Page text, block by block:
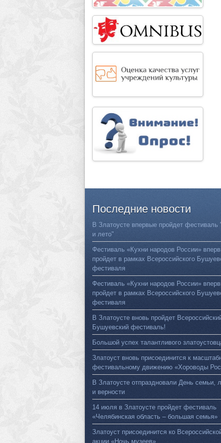
Последние новости
В Златоусте впервые пройдет фестиваль
и лето"
Фестиваль «Кухни народов России»
пройдет в рамках Всероссийского
фестиваля
Фестиваль «Кухни народов России»
пройдет в рамках Всероссийского
фестиваля
В Златоусте вновь пройдет
Бушуевский фестиваль!
Большой успех талантливого
Златоуст вновь присоединится к
фестивальному движению «Хороводы
В Златоусте отпраздновали День семьи,
и верности
14 июля в Златоусте пройдет фестиваль
«Челябинская область – большая семья»
Златоуст присоединится ко
акции «Ночь музеев»